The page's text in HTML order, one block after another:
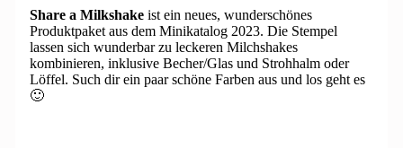
Share a Milkshakeist ein neues, wunderschönes
Produktpaket aus dem Minikatalog 2023. Die Stempel
lassen sich wunderbar zu leckeren Milchshakes
kombinieren, inklusive Becher/Glas und Strohhalm oder
Löffel. Such dir ein paar schöne Farben aus und los geht es
🙂